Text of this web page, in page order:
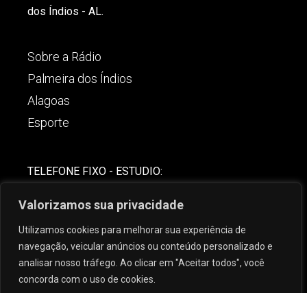
Valorizamos sua privacidade
Utilizamos cookies para melhorar sua experiência de
navegação, veicular anúncios ou conteúdo personalizado e
analisar nosso tráfego. Ao clicar em "Aceitar todos", você
concorda com o uso de cookies.
dos Índios - AL.
Sobre a Rádio
Palmeira dos Índios
Alagoas
Esporte
TELEFONE FIXO - ESTUDIO:
(82) 99621-8806